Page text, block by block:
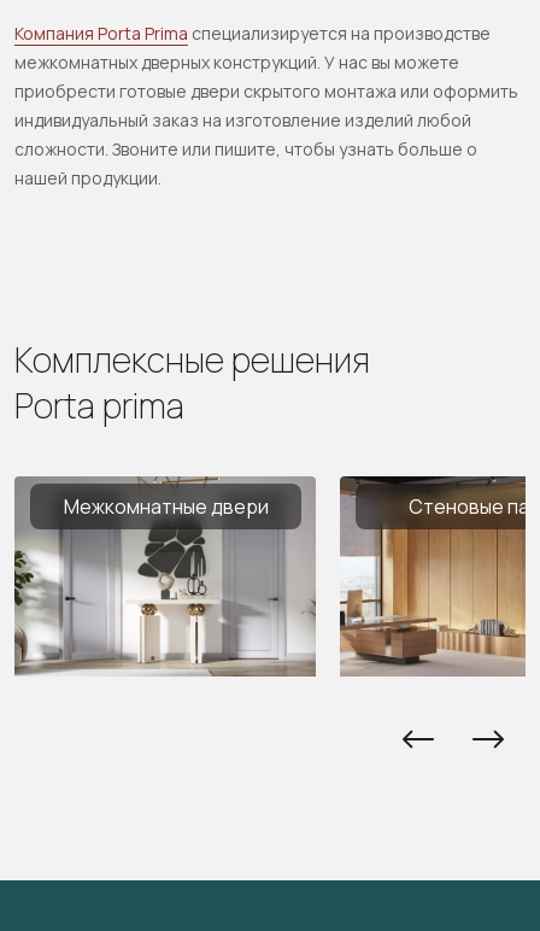
Компания Porta Prima специализируется на производстве
межкомнатных дверных конструкций. У нас вы можете
приобрести готовые двери скрытого монтажа или оформить
индивидуальный заказ на изготовление изделий любой
сложности. Звоните или пишите, чтобы узнать больше о
нашей продукции.
Комплексные решения
Porta prima
Межкомнатные двери Стеновые